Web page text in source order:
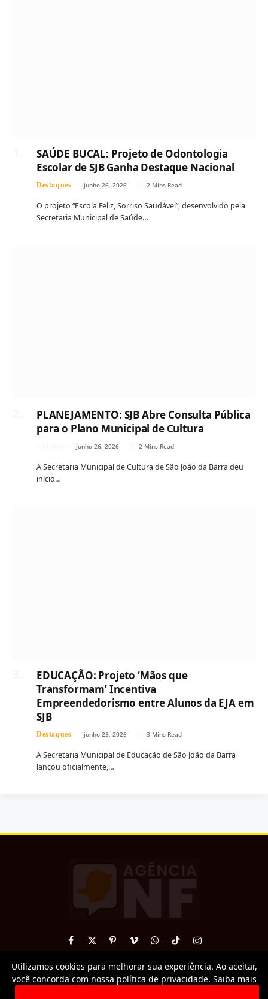
SAÚDE BUCAL: Projeto de Odontologia
Escolar de SJB Ganha Destaque Nacional
Destaques junho 26, 2026 2 Mins Read
O projeto “Escola Feliz, Sorriso Saudável”, desenvolvido pela
Secretaria Municipal de Saúde…
PLANEJAMENTO: SJB Abre Consulta Pública
para o Plano Municipal de Cultura
junho 26, 2026 2 Mins Read
A Secretaria Municipal de Cultura de São João da Barra deu
início…
EDUCAÇÃO: Projeto ‘Mãos que
Transformam’ Incentiva
Empreendedorismo entre Alunos da EJA em
SJB
Destaques junho 23, 2026 3 Mins Read
A Secretaria Municipal de Educação de São João da Barra
lançou oficialmente,…
Facebook
X
PinterestVimeoWhatsApp
TikTokInstagram
© 2026 AgenciaNF.
Todos os direitos reservados. É proibida a reprodução total ou
Utilizamos cookies para melhorar sua experiência. Ao aceitar,
você concorda com nossa política de privacidade. Saiba mais